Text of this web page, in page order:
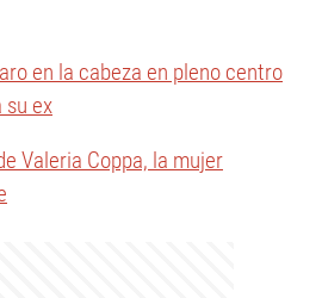
en la cabeza en pleno centro
su ex
Valeria Coppa, la mujer